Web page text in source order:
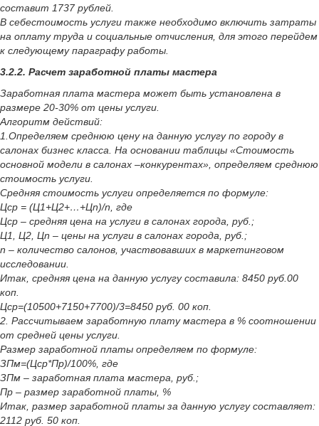
составит 1737 рублей.
В себестоимость услуги также необходимо включить затраты
на оплату труда и социальные отчисления, для этого перейдем
к следующему параграфу работы.
3.2.2. Расчет заработной платы мастера
Заработная плата мастера может быть установлена в
размере 20-30% от цены услуги.
Алгоритм действий:
1.Определяем среднюю цену на данную услугу по городу в
салонах бизнес класса. На основании таблицы «Стоимость
основной модели в салонах –конкурентах», определяем среднюю
стоимость услуги.
Средняя стоимость услуги определяется по формуле:
Цср = (Ц1+Ц2+…+Цn)/n, где
Цср – средняя цена на услуги в салонах города, руб.;
Ц1, Ц2, Цn – цены на услуги в салонах города, руб.;
n – количество салонов, участвовавших в маркетинговом
исследовании.
Итак, средняя цена на данную услугу составила: 8450 руб.00
коп.
Цср=(10500+7150+7700)/3=8450 руб. 00 коп.
2. Рассчитываем заработную плату мастера в % соотношении
от средней цены услуги.
Размер заработной платы определяем по формуле:
ЗПм=(Цср*Пр)/100%, где
ЗПм – заработная плата мастера, руб.;
Пр – размер заработной платы, %
Итак, размер заработной платы за данную услугу составляет:
2112 руб. 50 коп.